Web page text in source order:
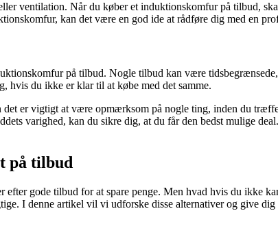
ventilation. Når du køber et induktionskomfur på tilbud,
kan det være en god ide at rådføre dig med en
på tilbud. Nogle tilbud kan være
hvis du ikke er klar til at købe med det samme.
er vigtigt at være opmærksom på nogle ting, inden du
varighed, kan du sikre dig, at du får den bedst mulige
på tilbud
gode tilbud for at spare penge. Men hvad hvis du ikke
I denne artikel vil vi udforske disse alternativer og give